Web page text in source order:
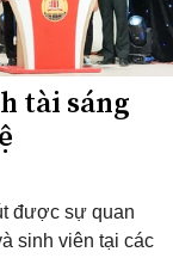
tài sáng
được sự quan
sinh viên tại các